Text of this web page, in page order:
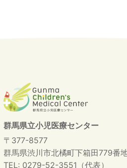
群馬県立小児医療センター
〒377-8577
群馬県渋川市北橘町下箱田779番
TEL: 0279-52-3551（代表）